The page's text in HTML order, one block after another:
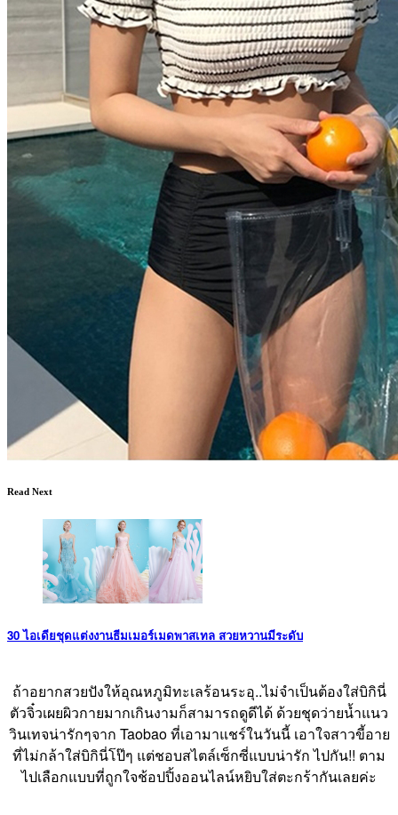
Read Next
30 ไอเดียชุดแต่งงานธีมเมอร์เมดพาสเทล สวยหวานมีระดับ
ถ้าอยากสวยปังให้อุณหภูมิทะเลร้อนระอุ..ไม่จำเป็นต้องใส่บิกินี่
ตัวจิ๋วเผยผิวกายมากเกินงามก็สามารถดูดีได้ ด้วยชุดว่ายน้ำแนว
วินเทจน่ารักๆจาก Taobao ที่เอามาแชร์ในวันนี้ เอาใจสาวขี้อาย
ที่ไม่กล้าใส่บิกินี่โป๊ๆ แต่ชอบสไตล์เซ็กซี่แบบน่ารัก ไปกัน!! ตาม
ไปเลือกแบบที่ถูกใจช้อปปิ้งออนไลน์หยิบใส่ตะกร้ากันเลยค่ะ